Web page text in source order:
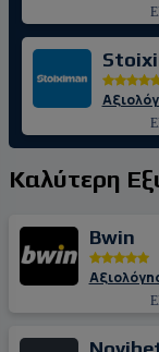
Καλύτερη
Bwin